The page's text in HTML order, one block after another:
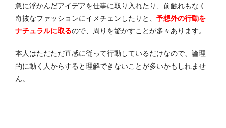
急に浮かんだアイデアを仕事に取り入れたり、前触れもなく
奇抜なファッションにイメチェンしたりと、 予想外の行動を
ナチュラルに取るので、周りを驚かすことが多々あります。
本人はただただ直感に従って行動しているだけなので、論理
的に動く人からすると理解できないことが多いかもしれませ
ん。